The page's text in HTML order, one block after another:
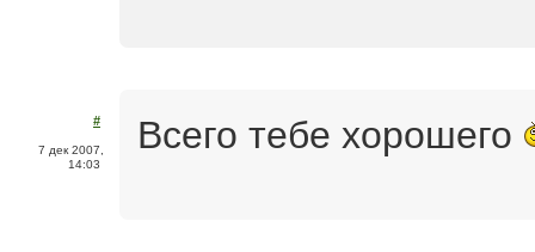
#
7 дек 2007,
14:03
Всего тебе хорошего